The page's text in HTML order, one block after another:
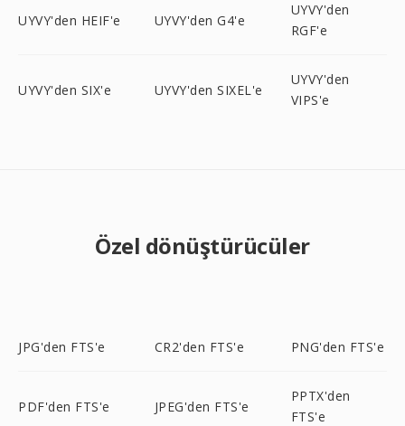
UYVY'den HEIF'e UYVY'den G4'e
UYVY'den
RGF'e
UYVY'den SIX'e UYVY'den SIXEL'e
UYVY'den
VIPS'e
Özel dönüştürücüler
JPG'den FTS'e CR2'den FTS'e PNG'den FTS'e
PDF'den FTS'e JPEG'den FTS'e
PPTX'den
FTS'e